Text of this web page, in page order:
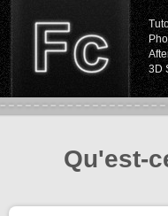
3D
Qu'est-